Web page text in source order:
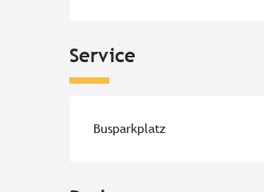
Service
Busparkplatz